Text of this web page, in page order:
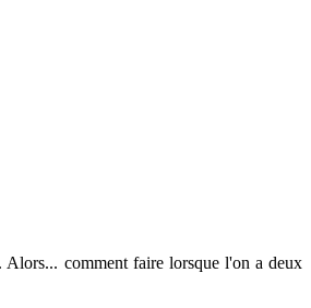
Alors... comment faire lorsque l'on a deux